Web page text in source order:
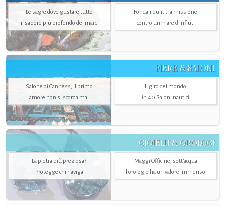
Le sagre dove gustare tutto
il sapore più profondo del mare
Fondali puliti, la missione
contro un mare di rifiuti
FIERE & SALONI
Salone di Canness, il primo
amore non si scorda mai
Il giro del mondo
in 40 Saloni nautici
GIOIELLI & OROLOGI
La pietra più preziosa?
Protegge chi naviga
Maggi Officine, sott’acqua
l'orologio ha un valore immenso